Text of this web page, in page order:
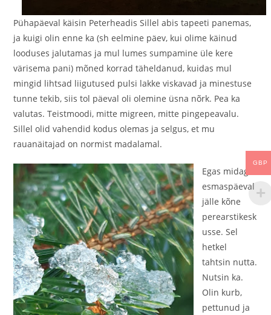
Pühapäeval käisin Peterheadis Sillel abis tapeeti panemas,
ja kuigi olin enne ka (sh eelmine päev, kui olime käinud
looduses jalutamas ja mul lumes sumpamine üle kere
värisema pani) mõned korrad täheldanud, kuidas mul
mingid lihtsad liigutused pulsi lakke viskavad ja minestuse
tunne tekib, siis tol päeval oli olemine üsna nõrk. Pea ka
valutas. Teistmoodi, mitte migreen, mitte pingepeavalu.
Sillel olid vahendid kodus olemas ja selgus, et mu
rauanäitajad on normist madalamal.
Egas midagi,
esmaspäeval
jälle kõne
perearstikesk
usse. Sel
hetkel
tahtsin nutta.
Nutsin ka.
Olin kurb,
pettunud ja
GBP